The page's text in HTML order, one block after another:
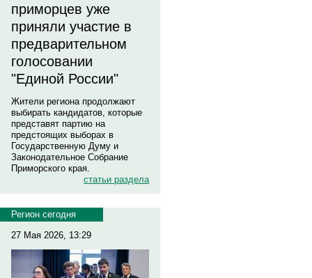
приморцев уже
приняли участие в
предварительном
голосовании
"Единой России"
Жители региона продолжают
выбирать кандидатов, которые
представят партию на
предстоящих выборах в
Государственную Думу и
Законодательное Собрание
Приморского края.
статьи раздела
Регион сегодня
27 Мая 2026, 13:29